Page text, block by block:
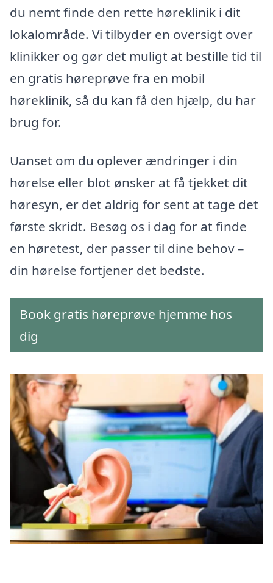
du nemt finde den rette høreklinik i dit
lokalområde. Vi tilbyder en oversigt over
klinikker og gør det muligt at bestille tid til
en gratis høreprøve fra en mobil
høreklinik, så du kan få den hjælp, du har
brug for.
Uanset om du oplever ændringer i din
hørelse eller blot ønsker at få tjekket dit
høresyn, er det aldrig for sent at tage det
første skridt. Besøg os i dag for at finde
en høretest, der passer til dine behov –
din hørelse fortjener det bedste.
Book gratis høreprøve hjemme hos
dig